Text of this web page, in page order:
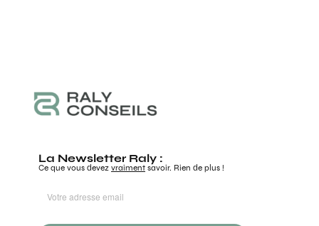
La Newsletter Raly :
Ce que vous devez vraiment savoir. Rien de plus !